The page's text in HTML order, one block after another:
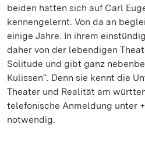
beiden hatten sich auf Carl
kennengelernt. Von da an
einige Jahre. In ihrem
daher von der lebendigen
Solitude und gibt ganz
Kulissen“. Denn sie kennt die
Theater und Realität am
telefonische Anmeldung unter
notwendig.